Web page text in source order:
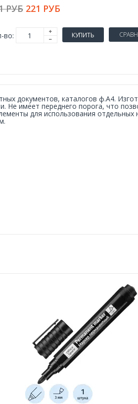
РУБ 221 РУБ
во: КУПИТЬ
документов, каталогов ф.А4.
Не имеет переднего порога, что
для использования